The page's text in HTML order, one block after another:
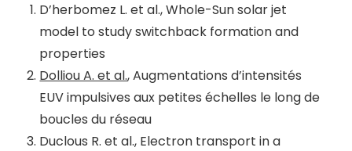
D’herbomez L. et al., Whole-Sun solar jet
model to study switchback formation and
properties
Dolliou A. et al., Augmentations d’intensités
EUV impulsives aux petites échelles le long de
boucles du réseau
Duclous R. et al., Electron transport in a